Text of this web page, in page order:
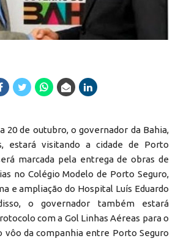
20 de outubro, o governador da Bahia,
estará visitando a cidade de Porto
marcada pela entrega de obras de
no Colégio Modelo de Porto Seguro,
e ampliação do Hospital Luís Eduardo
o governador também estará
com a Gol Linhas Aéreas para o
vôo da companhia entre Porto Seguro